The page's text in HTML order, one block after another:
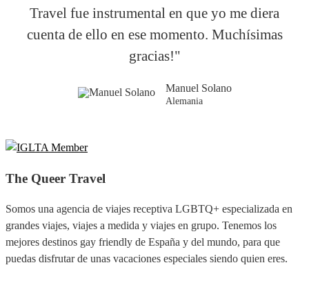
Travel fue instrumental en que yo me diera
cuenta de ello en ese momento. Muchísimas
gracias!"
Manuel Solano
Alemania
The Queer Travel
Somos una agencia de viajes receptiva LGBTQ+ especializada en
grandes viajes, viajes a medida y viajes en grupo. Tenemos los
mejores destinos gay friendly de España y del mundo, para que
puedas disfrutar de unas vacaciones especiales siendo quien eres.